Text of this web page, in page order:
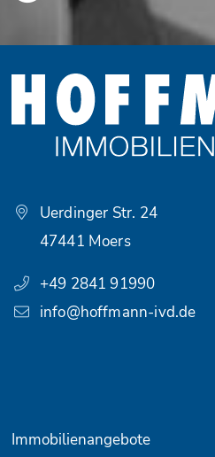
Uerdinger Str. 24
47441 Moers
+49 2841 91990
info@hoffmann-ivd.de
Immobilienangebote